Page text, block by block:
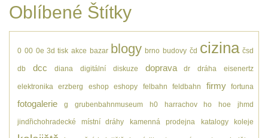
Oblíbené Štítky
0 00 0e 3d tisk akce bazar blogy brno budovy čd cizina čsd
db dcc diana digitální diskuze doprava dr dráha eisenertz
elektronika erzberg eshop eshopy felbahn feldbahn firmy fortuna
fotogalerie g grubenbahnmuseum h0 harrachov ho hoe jhmd
jindřichohradecké místní dráhy kamenná prodejna katalogy koleje